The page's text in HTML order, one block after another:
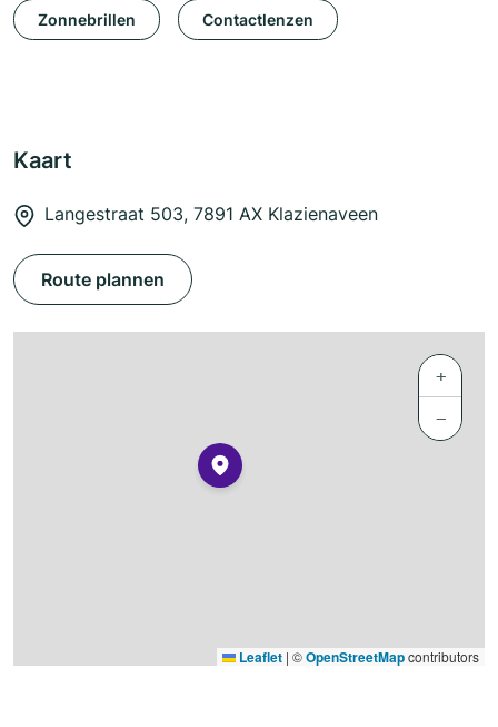
Zonnebrillen Contactlenzen
Kaart
Langestraat 503, 7891 AX Klazienaveen
Route plannen
+
−
Leaflet | ©OpenStreetMapcontributors